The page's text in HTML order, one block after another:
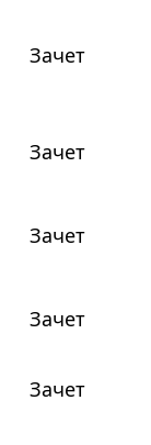
Зачет
Зачет
Зачет
Зачет
Зачет